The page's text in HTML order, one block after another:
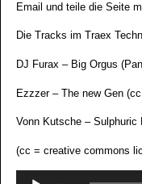
Email und teile die Seite
Die Tracks im Traex
DJ Furax – Big Orgus
Ezzzer – The new Gen
Vonn Kutsche – Sulphuric
(cc = creative commons
Audio-